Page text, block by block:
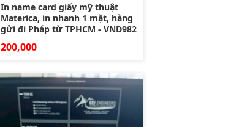
In name card giấy mỹ thuật
Materica, in nhanh 1 mặt, hàng
gửi đi Pháp từ TPHCM - VND982
200,000